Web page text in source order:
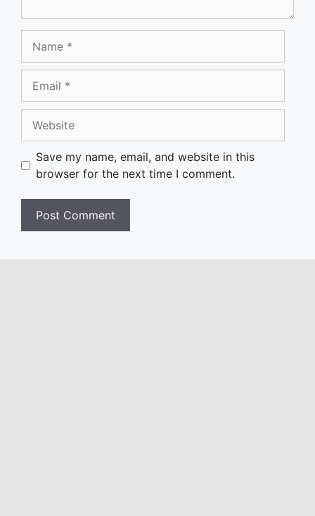
Save my name, email, and website in this
browser for the next time I comment.